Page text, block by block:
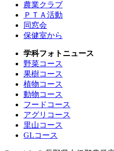
農業クラブ
ＰＴＡ活動
同窓会
保健室から
学科フォトニュース
野菜コース
果樹コース
植物コース
動物コース
フードコース
アグリコース
里山コース
GLコース